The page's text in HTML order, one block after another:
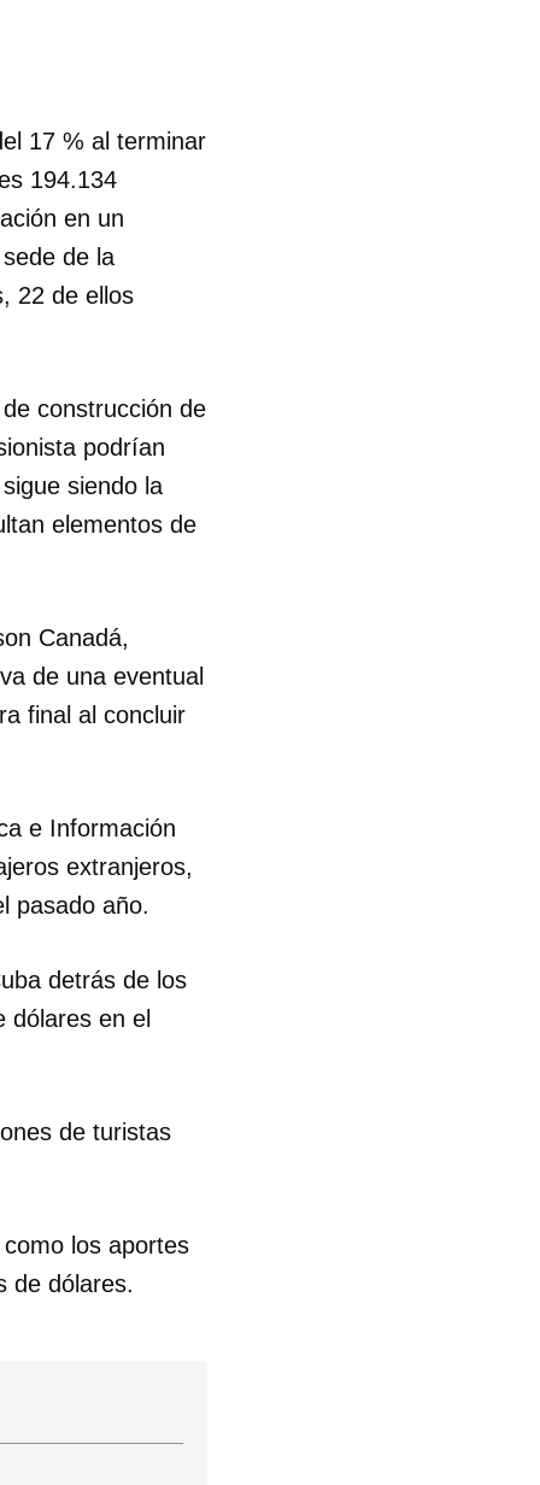
17 % al terminar
194.134
en un
de la
22 de ellos
construcción de
podrían
siendo la
elementos de
Canadá,
de una eventual
final al concluir
e Información
extranjeros,
pasado año.
detrás de los
dólares en el
de turistas
los aportes
de dólares.